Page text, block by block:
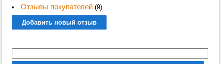
Отзывы покупателей(9)
Добавить новый отзыв